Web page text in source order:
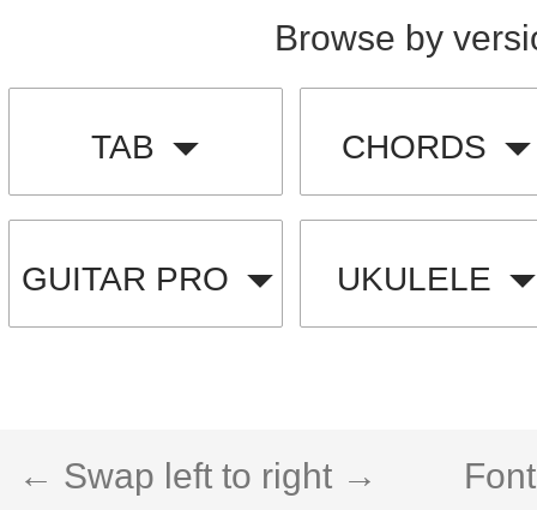
Browse by
TAB CHORDS
GUITAR PRO UKULELE
← Swap left to right →